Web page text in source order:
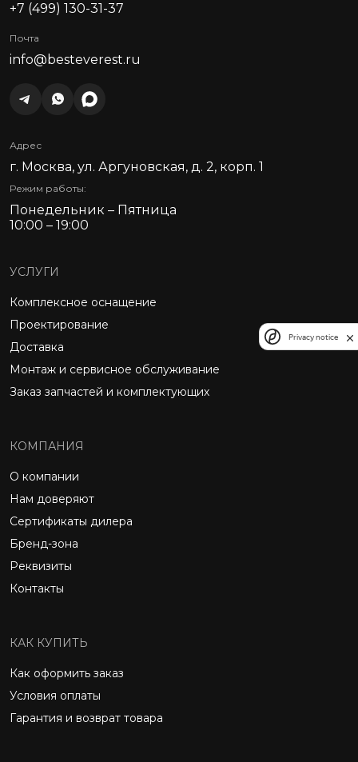
+7 (499) 130-31-37
Почта
info@besteverest.ru
Адрес
г. Москва, ул. Аргуновская, д. 2, корп. 1
Режим работы:
Понедельник – Пятница
10:00 – 19:00
УСЛУГИ
Комплексное оснащение
Проектирование
Доставка
Монтаж и сервисное обслуживание
Заказ запчастей и комплектующих
КОМПАНИЯ
О компании
Нам доверяют
Сертификаты дилера
Бренд-зона
Реквизиты
Контакты
КАК КУПИТЬ
Как оформить заказ
Условия оплаты
Гарантия и возврат товара
Privacy notice